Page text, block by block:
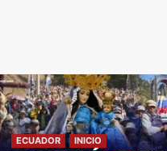
ECUADOR
INICIO